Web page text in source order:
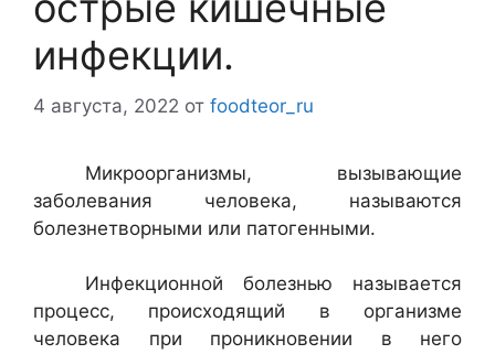
инфекции.
4 августа, 2022 от foodteor_ru
Микроорганизмы, вызывающие
заболевания человека, называ­ются
болезнетворными или патогенными.
Инфекционной болезнью называется
процесс, происходящий в организме
человека при проникновении в него